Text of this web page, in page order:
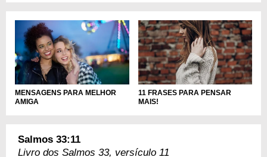
MENSAGENS PARA MELHOR
AMIGA
11 FRASES PARA PENSAR
MAIS!
Salmos 33:11
Livro dos Salmos 33, versículo 11